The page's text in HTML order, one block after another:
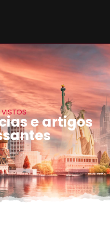
e artigos